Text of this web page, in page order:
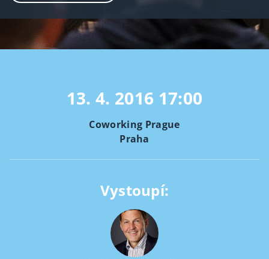
13. 4. 2016 17:00
Coworking Prague
Praha
Vystoupí: